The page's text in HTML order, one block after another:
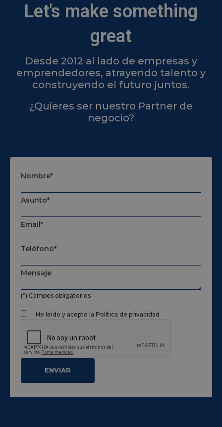
Let's make something
great
Desde 2012 al lado de empresas y
emprendedores, atrayendo talento y
construyendo el futuro juntos.
¿Quieres ser nuestro Partner de
negocio?
Nombre*
Asunto*
Email*
Teléfono*
Mensaje
(*) Campos obligatorios
He leído y acepto la Política de privacidad